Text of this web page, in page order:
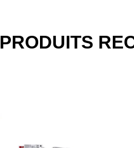
PRODUITS